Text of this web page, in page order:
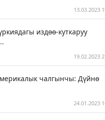
13.03.2023
издөө-куткаруу
19.02.2023
чалгынчы: Дүйнө
24.01.2023